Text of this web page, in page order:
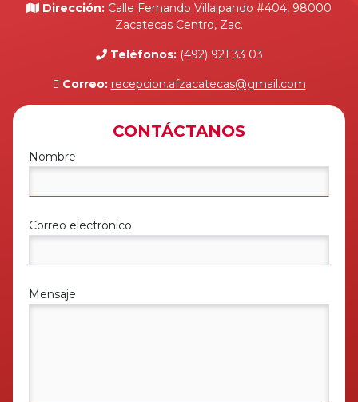
Dirección: Calle Fernando Villalpando #404, 98000
Zacatecas Centro, Zac.
Teléfonos: (492) 921 33 03
Correo: recepcion.afzacatecas@gmail.com
CONTÁCTANOS
Nombre
Correo electrónico
Mensaje